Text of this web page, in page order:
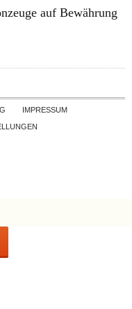
auf Bewährung
contentIMPRESSUM